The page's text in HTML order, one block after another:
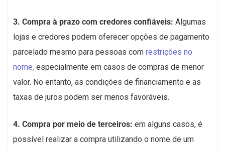
3. Compra à prazo com credores confiáveis: Algumas
lojas e credores podem oferecer opções de pagamento
parcelado mesmo para pessoas com restrições no
nome, especialmente em casos de compras de menor
valor. No entanto, as condições de financiamento e as
taxas de juros podem ser menos favoráveis.
4. Compra por meio de terceiros: em alguns casos, é
possível realizar a compra utilizando o nome de um